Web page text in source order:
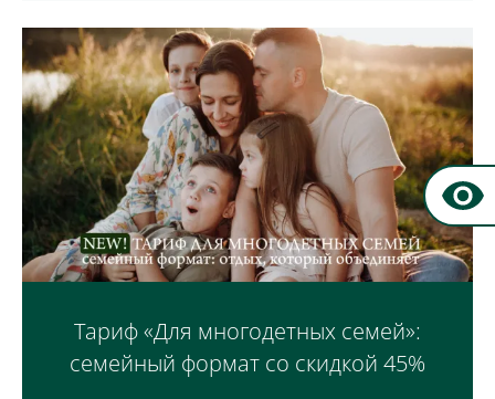
Тариф «Для многодетных семей»:
семейный формат со скидкой 45%